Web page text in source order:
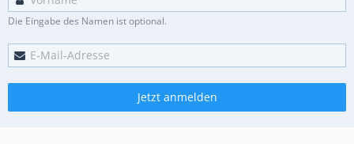
Die Eingabe des Namen ist optional.
Jetzt anmelden